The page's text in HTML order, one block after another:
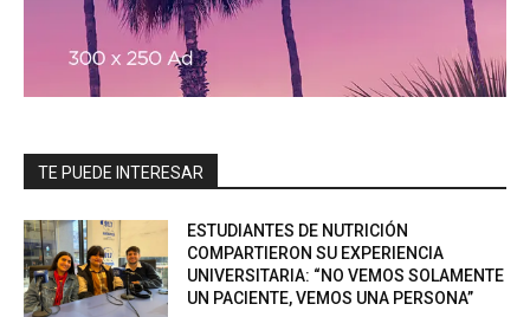
TE PUEDE INTERESAR
ESTUDIANTES DE NUTRICIÓN
COMPARTIERON SU EXPERIENCIA
UNIVERSITARIA: “NO VEMOS SOLAMENTE
UN PACIENTE, VEMOS UNA PERSONA”